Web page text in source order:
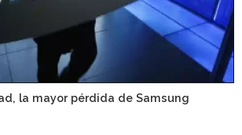
la mayor pérdida de Samsung